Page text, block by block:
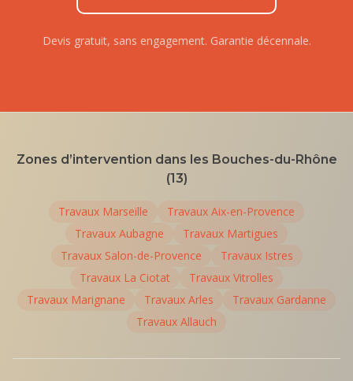
Devis gratuit, sans engagement. Garantie décennale.
Zones d’intervention dans les Bouches-du-Rhône
(13)
Travaux Marseille Travaux Aix-en-Provence
Travaux Aubagne Travaux Martigues
Travaux Salon-de-Provence Travaux Istres
Travaux La Ciotat Travaux Vitrolles
Travaux Marignane Travaux Arles Travaux Gardanne
Travaux Allauch